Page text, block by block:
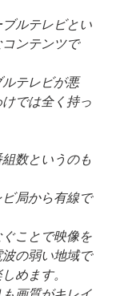
ルテレビとい
ンテンツで
テレビが悪
では全く持っ
数というのも
局から有線で
ことで映像を
の弱い地域で
めます。